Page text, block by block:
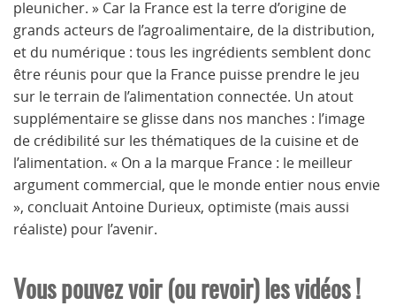
pleunicher. » Car la France est la terre d’origine de
grands acteurs de l’agroalimentaire, de la distribution,
et du numérique : tous les ingrédients semblent donc
être réunis pour que la France puisse prendre le jeu
sur le terrain de l’alimentation connectée. Un atout
supplémentaire se glisse dans nos manches : l’image
de crédibilité sur les thématiques de la cuisine et de
l’alimentation. « On a la marque France : le meilleur
argument commercial, que le monde entier nous envie
», concluait Antoine Durieux, optimiste (mais aussi
réaliste) pour l’avenir.
Vous pouvez voir (ou revoir) les vidéos !